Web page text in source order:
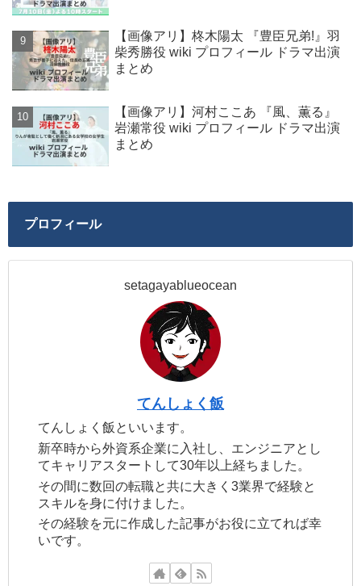
【画像アリ】柊木陽太 『豊臣兄弟!』羽
柴秀勝役 wiki プロフィール ドラマ出演
まとめ
【画像アリ】河村ここあ 『風、薫る』
岩瀬常役 wiki プロフィール ドラマ出演
まとめ
プロフィール
setagayablueocean
てんしょく飯
てんしょく飯といいます。
新卒時から外資系企業に入社し、エンジニアとし
てキャリアスタートして30年以上経ちました。
その間に数回の転職と共に大きく3業界で経験と
スキルを身に付けました。
その経験を元に作成した記事がお役に立てれば幸
いです。